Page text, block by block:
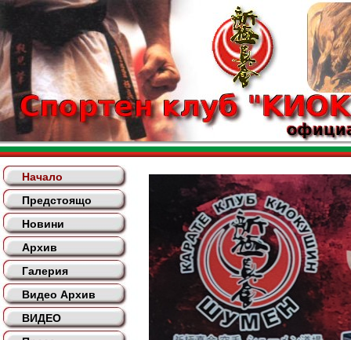
Начало
Предстоящо
Новини
Архив
Галерия
Видео Архив
ВИДЕО